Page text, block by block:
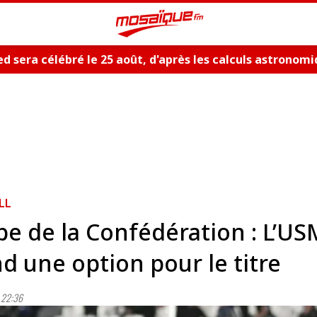
sera célébré le 25 août, d'après les calculs
de la Confédération :
une option pour le titre